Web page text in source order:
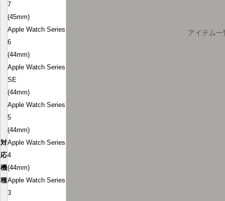
アイテム一
対
応
機
種
7
(45mm)
Apple Watch Series
6
(44mm)
Apple Watch Series
SE
(44mm)
Apple Watch Series
5
(44mm)
Apple Watch Series
4
(44mm)
Apple Watch Series
3
ログインが必要です
したり、以前に保存したアイテムを表示したりで
きます。